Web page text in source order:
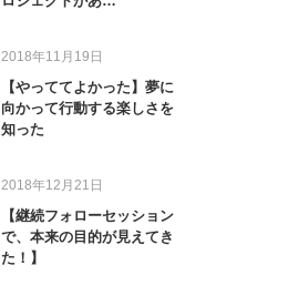
2018年11月19日
【やっててよかった】夢に
向かって行動する楽しさを
知った
2018年12月21日
【継続フォローセッション
で、本来の目的が見えてき
た！】